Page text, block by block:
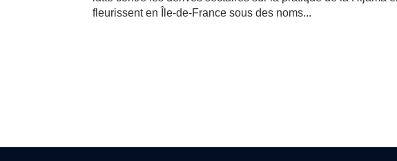
fleurissent en Île-de-France sous des noms...